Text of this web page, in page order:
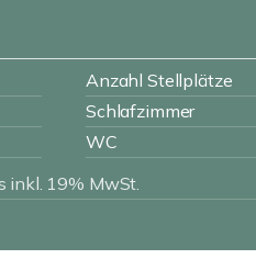
Anzahl Stellplätze
Schlafzimmer
WC
inkl. 19% MwSt.